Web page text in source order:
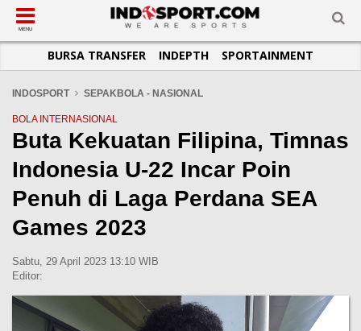
SUB-MENU
SEPAKBOLA
LIGA INGGRIS
LIGA ITALIA
LIGA SPANYOL
LIGA CHAMPIONS
LIGA PRANCIS
LIGA EUROPA
SUB-MENU
SPORTAINMENT
SUB-MENU
OTOMOTIF
OTOMANIA
SUB-MENU
BASKET
FUTSAL
OLIMPIK
E-SPORT
SUB-MENU
JADWAL
SUB-MENU
TOPIK HARI INI
INFOGRAFIS
GALERI FOTO
TEMPAT OLAHRAGA
PASUKAN SEHAT
MENU
BURSA TRANSFER INDEPTH SPORTAINMENT
INDOSPORT SEPAKBOLA - NASIONAL
BOLA INTERNASIONAL
Buta Kekuatan Filipina, Timnas
Indonesia U-22 Incar Poin
Penuh di Laga Perdana SEA
Games 2023
Sabtu, 29 April 2023 13:10 WIB
Editor: